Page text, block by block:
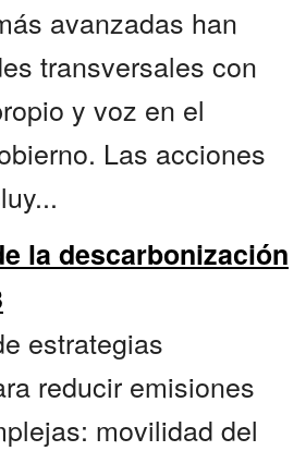
avanzadas han
transversales con
y voz en el
Las acciones
la descarbonización
estrategias
reducir emisiones
movilidad del